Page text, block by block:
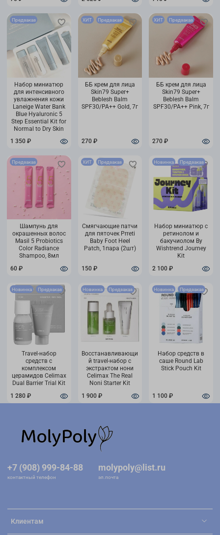
Предзаказ
Набор миниатюр
для интенсивного
увлажнения кожи
Laneige Water Bank
Blue Hyaluronic 5
Step Essential Kit for
Normal to Dry Skin
1 350 ₽
ХИТ Предзаказ
ББ крем для лица
Skin79 Super+
Beblesh Balm
SPF30/PA++ Gold, 7г
270 ₽
ХИТ Предзаказ
ББ крем для лица
Skin79 Super+
Beblesh Balm
SPF30/PA++ Pink, 7г
270 ₽
Предзаказ
Шампунь для
окрашенных волос
Masil 5 Probiotics
Color Radiance
Shampoo, 8мл
60 ₽
ХИТ Предзаказ
Смягчающие патчи
для пяточек Prreti
Baby Foot Heel
Patch, 1пара (2шт)
150 ₽
Новинка Предзаказ
Набор миниатюр с
ретинолом и
бакучиолом By
Wishtrend Journey
Kit
2 100 ₽
Новинка Предзаказ
Travel-набор
средств с
комплексом
церамидов Celimax
Dual Barrier Trial Kit
1 280 ₽
Новинка Предзаказ
Восстанавливающи
й travel-набор с
экстрактом нони
Celimax The Real
Noni Starter Kit
1 900 ₽
Новинка Предзаказ
Набор средств в
саше Round Lab
Stick Pouch Kit
1 100 ₽
Клиентам
+7 (908) 999-84-88
контактный телефон
molypoly@list.ru
эл.почта